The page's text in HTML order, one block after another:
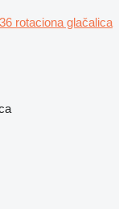
rotaciona glačalica